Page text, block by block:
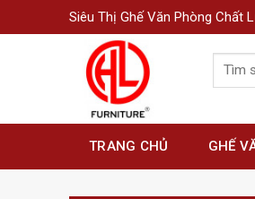
Siêu Thị Ghế Văn Phòng Chất
Tìm
kiếm:
TRANG CHỦ GHẾ